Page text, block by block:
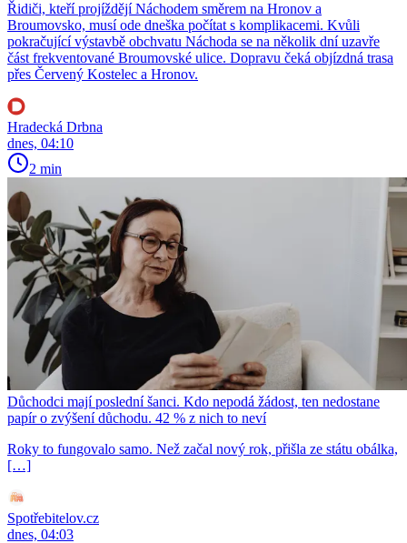
Řidiči, kteří projíždějí Náchodem směrem na Hronov a
Broumovsko, musí ode dneška počítat s komplikacemi. Kvůli
pokračující výstavbě obchvatu Náchoda se na několik dní uzavře
část frekventované Broumovské ulice. Dopravu čeká objízdná trasa
přes Červený Kostelec a Hronov.
Hradecká Drbna
dnes, 04:10
2 min
Důchodci mají poslední šanci. Kdo nepodá žádost, ten nedostane
papír o zvýšení důchodu. 42 % z nich to neví
Roky to fungovalo samo. Než začal nový rok, přišla ze státu obálka,
[…]
Spotřebitelov.cz
dnes, 04:03